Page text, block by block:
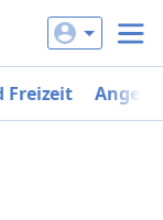
Freizeit